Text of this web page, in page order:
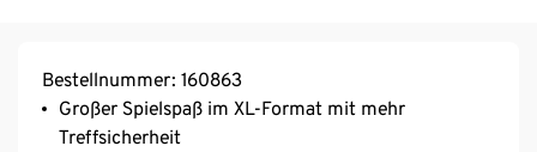
Bestellnummer: 160863
Großer Spielspaß im XL-Format mit mehr
Treffsicherheit